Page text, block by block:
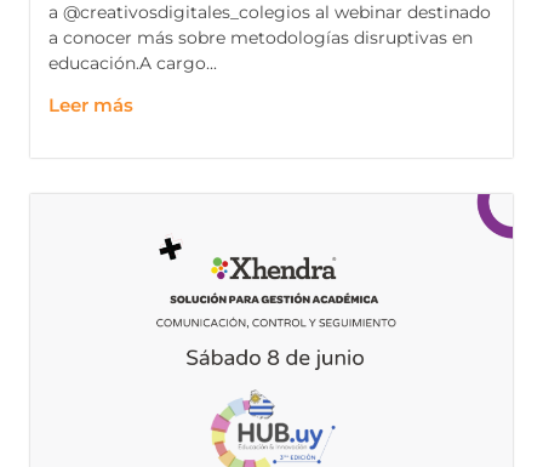
a @creativosdigitales_colegios al webinar destinado
a conocer más sobre metodologías disruptivas en
educación.A cargo...
Leer más